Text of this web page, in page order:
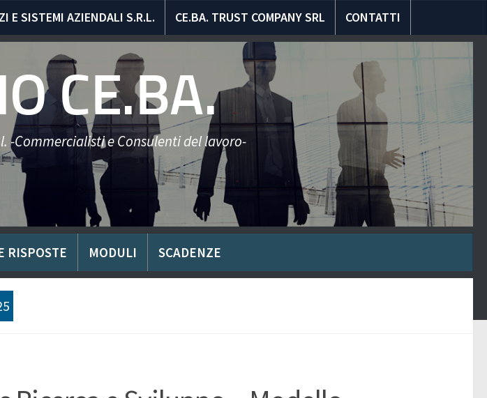
E SISTEMI AZIENDALI S.R.L. CE.BA. TRUST COMPANY SRL CONTATTI
CE.BA.
-Commercialisti e Consulenti del lavoro-
RISPOSTE MODULI SCADENZE